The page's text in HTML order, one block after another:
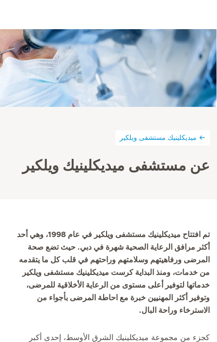
ميديكلينيك مستشفى ويلكير
عن مستشفى ميديكلينيك ويلكير
تم افتتاح ميديكلينيك مستشفى ويلكير في عام 1998، وهي أحد
أكثر مرافق الرعاية الصحية شهرة في دبي. حيث تضع صحة
المرضى ورفاهيتهم وسلامتهم وراحتهم في قلب كل ما يتقدمه
من خدمات، ومنذ البداية كرست ميديكلينيك مستشفى ويلكير
خدماتها لتوفير أعلى مستوى من الرعاية الأخلاقية للمرضى،
وتوفير أكثر المهنيين خبرة مع احاطة المرضى بأجواء من
الاسترخاء وراحة البال.
كجزء من مجموعة ميديكلينيك الشرق الأوسط، إحدى أكبر